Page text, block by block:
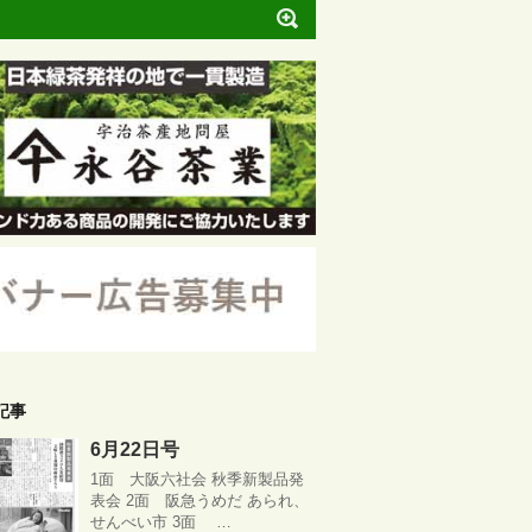
事
6月22日号
1面 大阪六社会 秋季新製品発
表会 2面 阪急うめだ あられ、
せんべい市 3面 …